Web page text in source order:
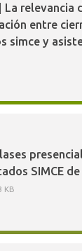
La relevancia
entre
simce y
SIMCE
KB